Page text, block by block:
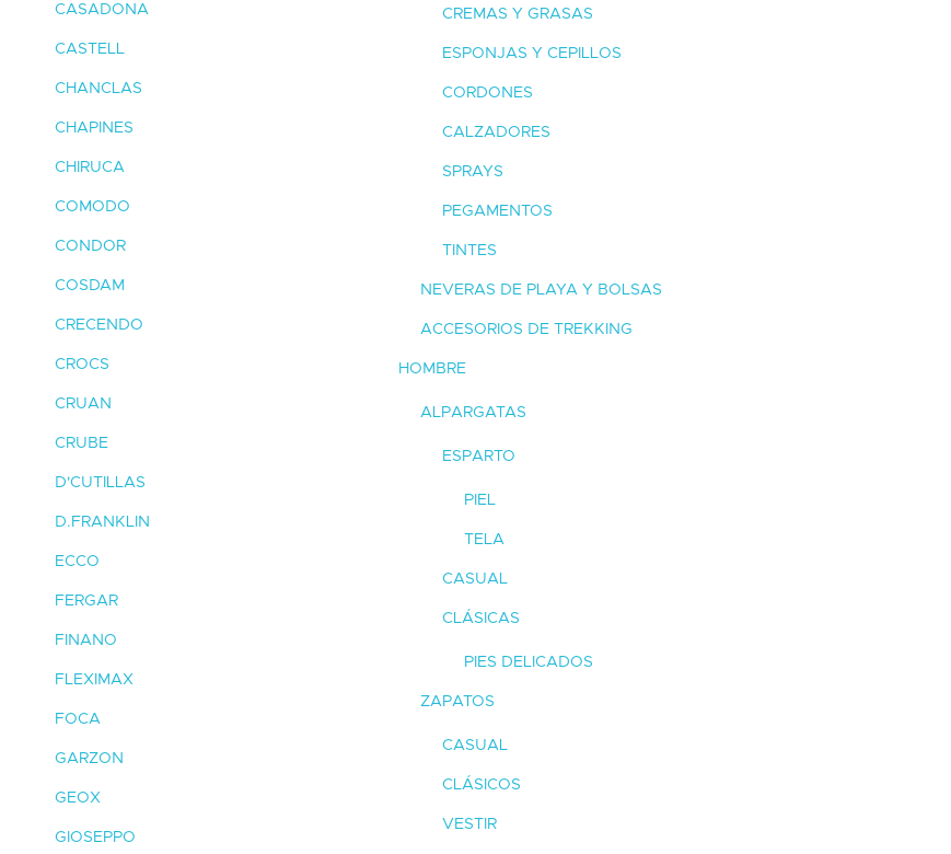
CASADONA
CASTELL
CHANCLAS
CHAPINES
CHIRUCA
COMODO
CONDOR
COSDAM
CRECENDO
CROCS
CRUAN
CRUBE
D'CUTILLAS
D.FRANKLIN
ECCO
FERGAR
FINANO
FLEXIMAX
FOCA
GARZON
GEOX
GIOSEPPO
CREMAS Y GRASAS
ESPONJAS Y CEPILLOS
CORDONES
CALZADORES
SPRAYS
PEGAMENTOS
TINTES
NEVERAS DE PLAYA Y BOLSAS
ACCESORIOS DE TREKKING
HOMBRE
ALPARGATAS
ESPARTO
PIEL
TELA
CASUAL
CLÁSICAS
PIES DELICADOS
ZAPATOS
CASUAL
CLÁSICOS
VESTIR